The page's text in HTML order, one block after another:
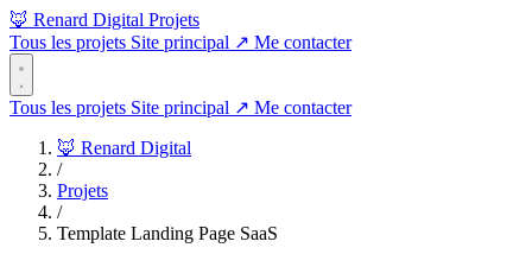
🦊 Renard Digital Projets
Tous les projets Site principal ↗ Me contacter
Tous les projets Site principal ↗ Me contacter
🦊 Renard Digital
/
Projets
/
Template Landing Page SaaS